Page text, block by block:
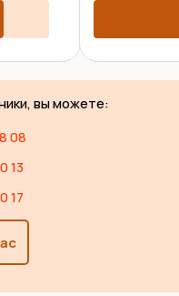
вы можете:
08
13
17